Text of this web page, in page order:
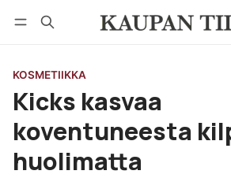
KOSMETIIKKA
Kicks kasvaa
koventuneesta
huolimatta